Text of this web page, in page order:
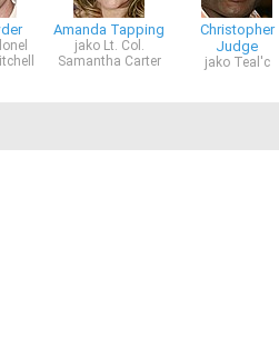
Amanda Tapping
jako Lt. Col.
Samantha Carter
Christopher
Judge
jako Teal'c